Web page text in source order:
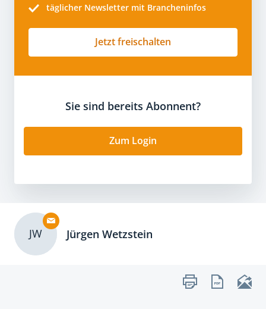
täglicher Newsletter mit Brancheninfos
Jetzt freischalten
Sie sind bereits Abonnent?
Zum Login
JW Jürgen Wetzstein